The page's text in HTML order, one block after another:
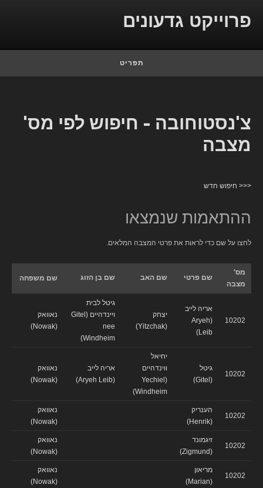
פרוייקט גדעונים
תפריט
צ'נסטוחובה - חיפוש לפי מס'
מצבה
<<< חיפוש חדש
ההתאמות שנמצאו
לחצו על שם כדי לראות את פרטי המצבה המלאים.
מס'
מצבה
שם פרטי שם האב שם בן הזוג שם משפחה
10202
אריה לייב
(Aryeh
Leib)
יצחק
(Yitzchak)
גיטל לבית
ויינדהיים (Gitel
nee
Windheim)
נאוואק
(Nowak)
10202
גיטל
(Gitel)
יחיאל
ווינדהיים
(Yechiel
Windheim)
אריה לייב
(Aryeh Leib)
נאוואק
(Nowak)
10202
הענריק
(Henrik)
נאוואק
(Nowak)
10202
זיגמונד
(Zigmund)
נאוואק
(Nowak)
10202
מריאון
(Marian)
נאוואק
(Nowak)